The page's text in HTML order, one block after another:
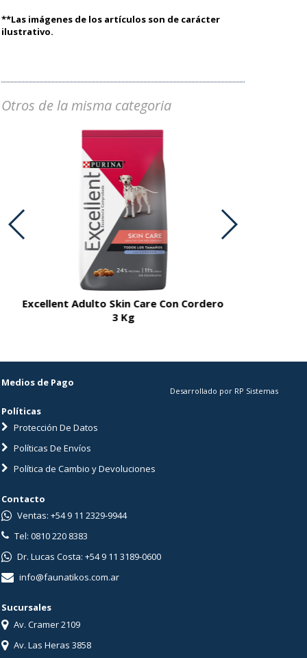
**Las imágenes de los artículos son de carácter
ilustrativo.
Otros de la misma categoria
Excellent Adulto Skin Care Con Cordero
3 Kg
Medios de Pago
Políticas
Protección De Datos
Políticas De Envíos
Política de Cambio y Devoluciones
Desarrollado por RP Sistemas
Contacto
Ventas: +54 9 11 2329-9944
Tel: 0810 220 8383
Dr. Lucas Costa: +54 9 11 3189-0600
info@faunatikos.com.ar
Sucursales
Av. Cramer 2109
Av. Las Heras 3858